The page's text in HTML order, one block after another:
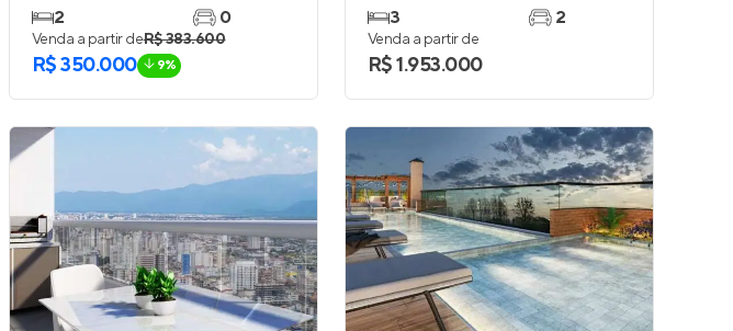
2
0
Venda a partir deR$ 383.600
R$ 350.000 9%
3
2
Venda a partir de
R$ 1.953.000